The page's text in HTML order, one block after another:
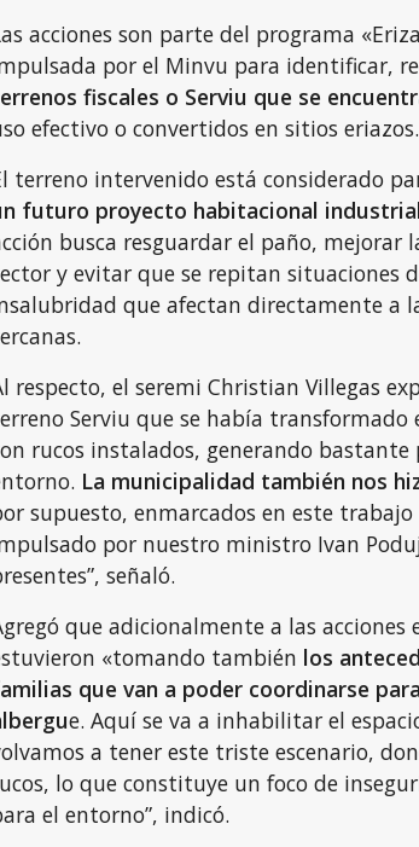
acciones son parte del programa
por el Minvu para identificar,
fiscales o Serviu que se
efectivo o convertidos en sitios eriazos.
terreno intervenido está considerado
futuro proyecto habitacional
busca resguardar el paño, mejorar
y evitar que se repitan situaciones
que afectan directamente a
respecto, el seremi Christian Villegas
Serviu que se había transformado
rucos instalados, generando bastante
La municipalidad también nos
supuesto, enmarcados en este
por nuestro ministro Ivan
señaló.
que adicionalmente a las acciones
«tomando también los
que van a poder coordinarse
e. Aquí se va a inhabilitar el
a tener este triste escenario,
lo que constituye un foco de
el entorno”, indicó.